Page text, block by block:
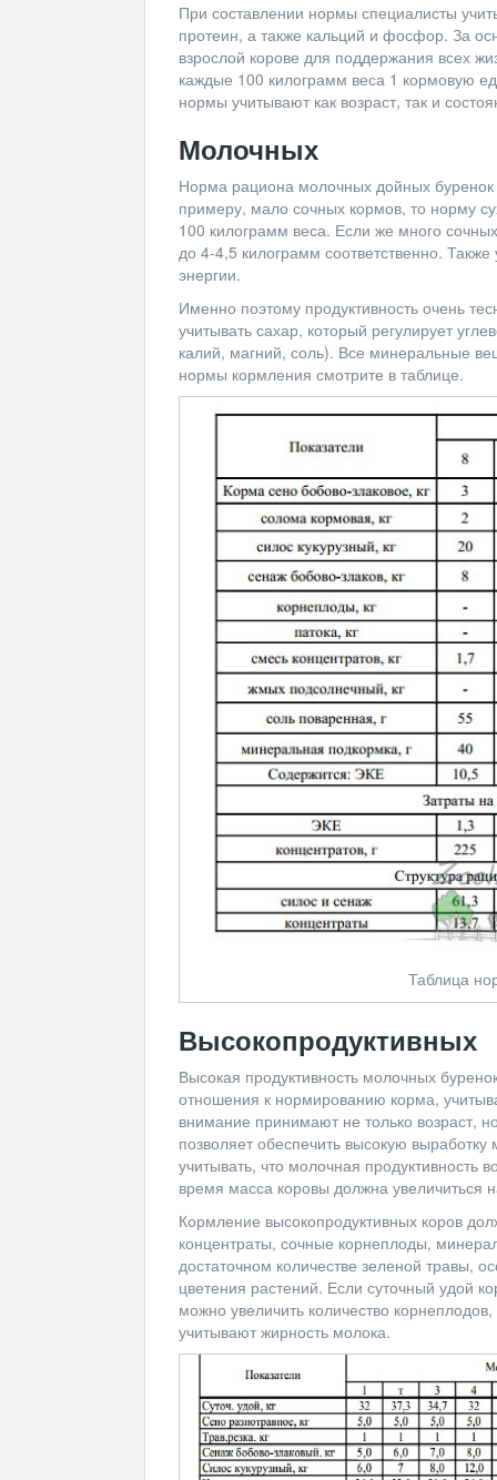
При составлении нормы специалисты
протеин, а также кальций и фосфор. За
взрослой корове для поддержания всех
каждые 100 килограмм веса 1 кормовую
нормы учитывают как возраст, так и
Молочных
Норма рациона молочных дойных буренок
примеру, мало сочных кормов, то норму
100 килограмм веса. Если же много
до 4-4,5 килограмм соответственно.
энергии.
Именно поэтому продуктивность очень
учитывать сахар, который регулирует
калий, магний, соль). Все минеральные
нормы кормления смотрите в таблице.
Таблица
Высокопродуктивных
Высокая продуктивность молочных
отношения к нормированию корма,
внимание принимают не только возраст,
позволяет обеспечить высокую
учитывать, что молочная продуктивность
время масса коровы должна увеличиться
Кормление высокопродуктивных коров
концентраты, сочные корнеплоды,
достаточном количестве зеленой травы,
цветения растений. Если суточный удой
можно увеличить количество
учитывают жирность молока.